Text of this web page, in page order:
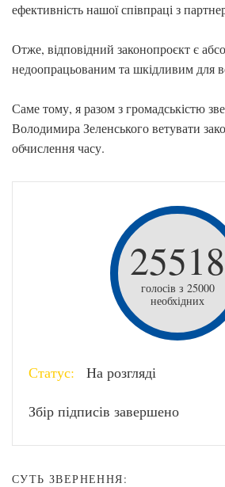
ефективність нашої співпраці з
Отже, відповідний законопроєкт є
недоопрацьованим та шкідливим для
Саме тому, я разом з громадськістю
Володимира Зеленського ветувати
обчислення часу.
25518
голосів з 25000
необхідних
Статус: На розгляді
Збір підписів завершено
СУТЬ ЗВЕРНЕННЯ: